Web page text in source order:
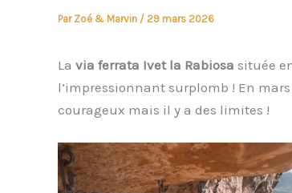
Par Zoé & Marvin / 29 mars 2026
La via ferrata Ivet la Rabiosa située
l’impressionnant surplomb ! En
courageux mais il y a des limites !